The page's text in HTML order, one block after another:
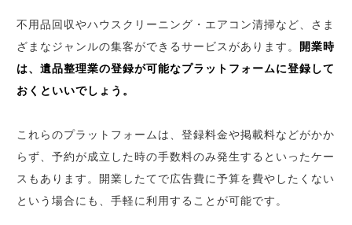
不用品回収やハウスクリーニング・エアコン清掃など、さま
ざまなジャンルの集客ができるサービスがあります。 開業時
は、遺品整理業の登録が可能なプラットフォームに登録して
おくといいでしょう。
これらのプラットフォームは、登録料金や掲載料などがかか
らず、予約が成立した時の手数料のみ発生するといったケー
スもあります。開業したてで広告費に予算を費やしたくない
という場合にも、手軽に利用することが可能です。